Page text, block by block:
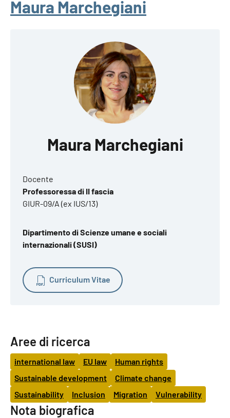
Maura Marchegiani
Maura Marchegiani
Docente
Professoressa di II fascia
GIUR-09/A (ex IUS/13)
Dipartimento di Scienze umane e sociali
internazionali (SUSI)
Curriculum Vitae
Aree di ricerca
international law EU law
Human rights
Sustainable development
Climate change
Sustainability
Inclusion Migration Vulnerability
Nota biografica